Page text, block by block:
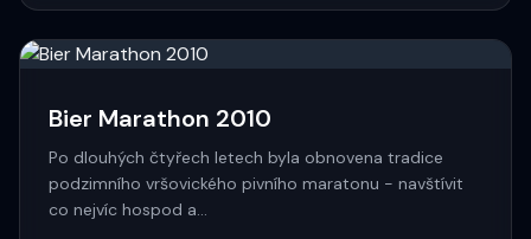
Bier Marathon 2010
Po dlouhých čtyřech letech byla obnovena tradice
podzimního vršovického pivního maratonu - navštívit
co nejvíc hospod a…